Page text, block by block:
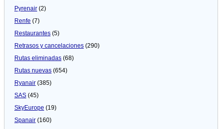
Pyrenair (2)
Renfe (7)
Restaurantes (5)
Retrasos y cancelaciones (290)
Rutas eliminadas (68)
Rutas nuevas (654)
Ryanair (385)
SAS (45)
SkyEurope (19)
Spanair (160)